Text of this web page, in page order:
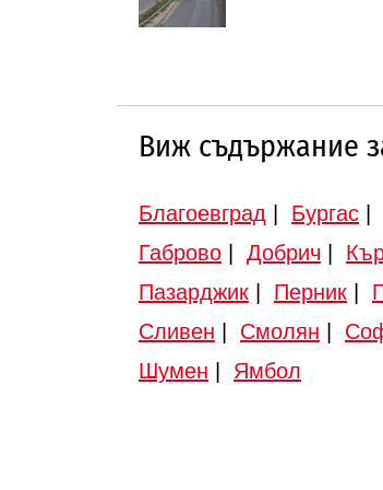
Виж съдържание
Благоевград Бургас
Габрово
Добрич
Пазарджик
Перник
Сливен
Смолян
Шумен
Ямбол